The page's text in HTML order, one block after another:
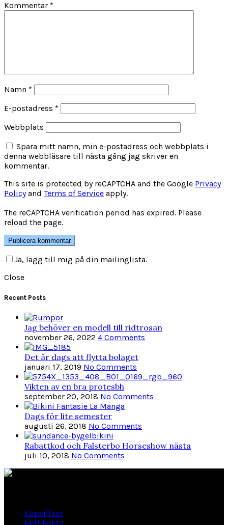
Kommentar *
Namn *
E-postadress *
Webbplats
Spara mitt namn, min e-postadress och webbplats i
denna webbläsare till nästa gång jag skriver en
kommentar.
This site is protected by reCAPTCHA and the Google Privacy
Policyand Terms of Service apply.
The reCAPTCHA verification period has expired. Please
reload the page.
Ja, lägg till mig på din mailinglista.
Close
Recent Posts
Jag behöver en modell till ridtrosan
november 26, 2022 4 Comments
Det är dags att flytta bolaget
januari 17, 2019 No Comments
Vikten av en bra protesbh
september 20, 2018 No Comments
Dags för lite semester
augusti 26, 2018 No Comments
Rabattkod och Falsterbo Horseshow nästa
juli 10, 2018 No Comments
Köpvillkor
Mitt konto